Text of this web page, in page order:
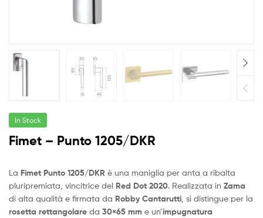
In Stock
Fimet – Punto 1205/DKR
La Fimet Punto 1205/DKR è una maniglia per anta a ribalta
pluripremiata, vincitrice del Red Dot 2020. Realizzata in Zama
di alta qualità e firmata da Robby Cantarutti , si distingue per la
rosetta rettangolare da 30×65 mm e un’impugnatura